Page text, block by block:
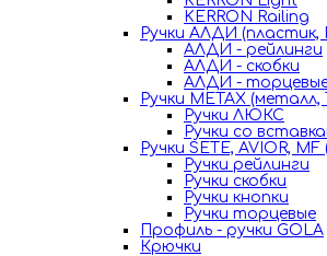
KERRON Railing
Ручки АЛДИ (пластик,
АЛДИ - рейлинги
АЛДИ - скобки
АЛДИ -
Ручки METAX (металл,
Ручки ЛЮКС
Ручки со
Ручки SETE, AVIOR,
Ручки рейлинги
Ручки скобки
Ручки кнопки
Ручки торцевые
Профиль - ручки GOLA
Крючки